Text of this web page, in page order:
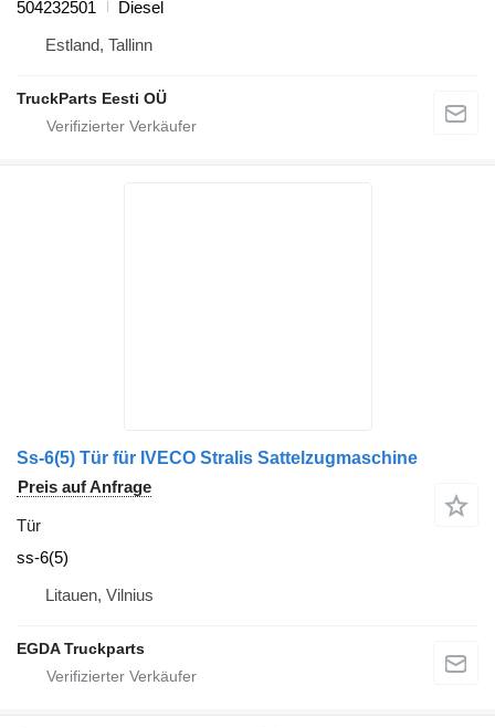
504232501
Diesel
Estland, Tallinn
TruckParts Eesti OÜ
Ss-6(5) Tür für IVECO Stralis Sattelzugmaschine
Preis auf Anfrage
Tür
ss-6(5)
Litauen, Vilnius
EGDA Truckparts